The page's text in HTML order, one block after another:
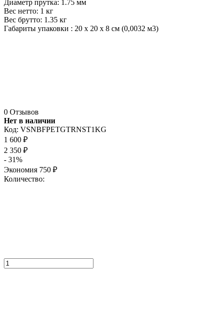
Диаметр прутка: 1.75 мм
Вес нетто: 1 кг
Вес брутто: 1.35 кг
Габариты упаковки : 20 х 20 х 8 см (0,0032 м3)
0 Отзывов
Нет в наличии
Код: VSNBFPETGTRNST1KG
1 600 ₽
2 350 ₽
- 31%
Экономия 750 ₽
Количество: